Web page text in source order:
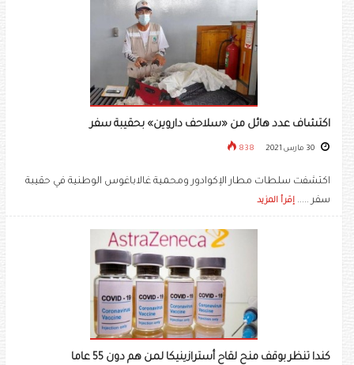
اكتشاف عدد هائل من «سلاحف داروين» بحقيبة سفر
838
اكتشفت سلطات مطار الإكوادور ومحمية غالاباغوس الوطنية في حقيبة
سفر ..... إقرأ المزيد
كندا تنظر بوقف منح لقاح أسترازينيكا لمن هم دون 55 عاما